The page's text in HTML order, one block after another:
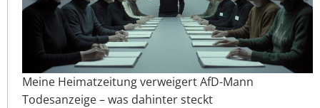
Meine Heimatzeitung verweigert AfD-Mann
Todesanzeige – was dahinter steckt